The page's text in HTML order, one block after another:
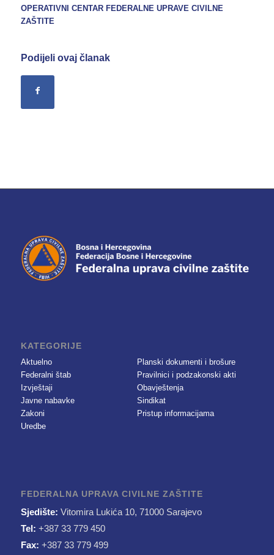
OPERATIVNI CENTAR FEDERALNE UPRAVE CIVILNE
ZAŠTITE
Podijeli ovaj članak
KATEGORIJE
Aktuelno
Federalni štab
Izvještaji
Javne nabavke
Zakoni
Uredbe
Planski dokumenti i brošure
Pravilnici i podzakonski akti
Obavještenja
Sindikat
Pristup informacijama
FEDERALNA UPRAVA CIVILNE ZAŠTITE
Sjedište: Vitomira Lukića 10, 71000 Sarajevo
Tel: +387 33 779 450
Fax: +387 33 779 499